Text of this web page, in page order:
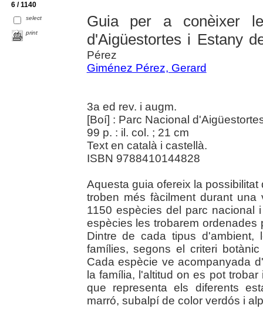
6 / 1140
select
print
Guia per a conèixer
d'Aigüestortes i Estany
Pérez
Giménez Pérez, Gerard
3a ed rev. i augm.
[Boí] : Parc Nacional
99 p. : il. col. ; 21 cm
Text en català i castellà.
ISBN 9788410144828
Aquesta guia ofereix la
troben més fàcilment durant
1150 espècies del parc nacional
espècies les trobarem ordenades
Dintre de cada tipus d'ambient,
famílies, segons el criteri
Cada espècie ve acompanyada
la família, l'altitud on es pot
que representa els diferents
marró, subalpí de color verdós i